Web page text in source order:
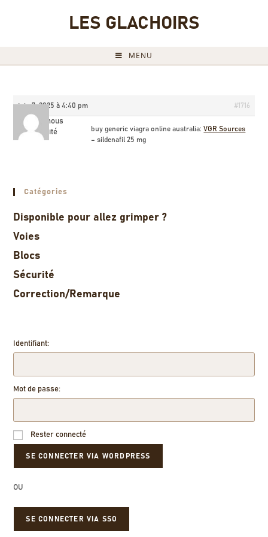
LES GLACHOIRS
MENU
juin 7, 2025 à 4:40 pm #1716
Billyamous
Invité
buy generic viagra online australia:VGR Sources
– sildenafil 25 mg
Catégories
Disponible pour allez grimper ?
Voies
Blocs
Sécurité
Correction/Remarque
Identifiant:
Mot de passe:
Rester connecté
OU
SE CONNECTER VIA SSO